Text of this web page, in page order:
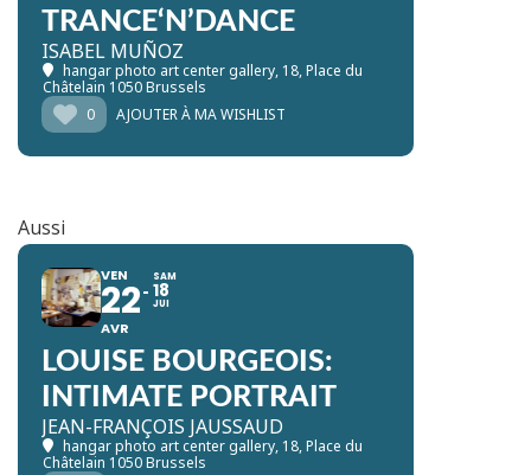
TRANCE‘N’DANCE
ISABEL MUÑOZ
hangar photo art center gallery, 18, Place du
Châtelain 1050 Brussels
0
AJOUTER À MA WISHLIST
Aussi
VEN
22
AVR
SAM
18
JUI
LOUISE BOURGEOIS:
INTIMATE PORTRAIT
JEAN-FRANÇOIS JAUSSAUD
hangar photo art center gallery, 18, Place du
Châtelain 1050 Brussels